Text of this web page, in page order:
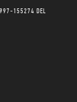
155274 DEL